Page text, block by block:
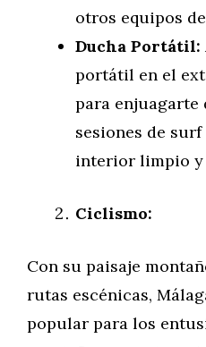
otros equipos
Ducha Portátil:
portátil en el
para enjuagarte
sesiones de
interior limpio y
Ciclismo:
Con su paisaje
rutas escénicas,
popular para los